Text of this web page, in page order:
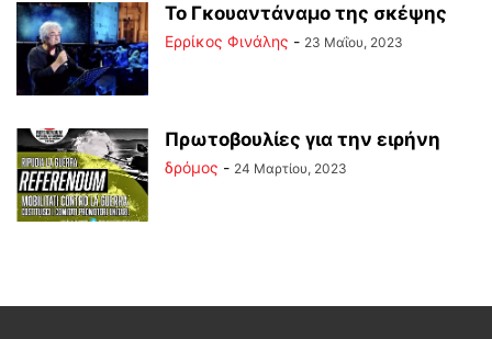
Το Γκουαντάναμο της σκέψης
Ερρίκος Φινάλης - 23 Μαΐου, 2023
Πρωτοβουλίες για την ειρήνη
δρόμος - 24 Μαρτίου, 2023